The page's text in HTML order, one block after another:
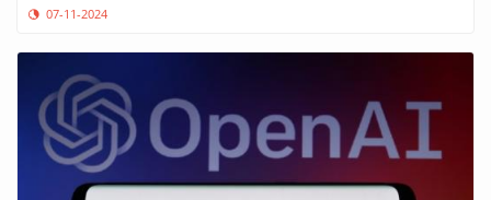
07-11-2024